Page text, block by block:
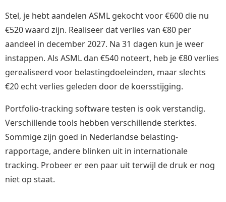
Stel, je hebt aandelen ASML gekocht voor €600 die nu
€520 waard zijn. Realiseer dat verlies van €80 per
aandeel in december 2027. Na 31 dagen kun je weer
instappen. Als ASML dan €540 noteert, heb je €80 verlies
gerealiseerd voor belastingdoeleinden, maar slechts
€20 echt verlies geleden door de koersstijging.
Portfolio-tracking software testen is ook verstandig.
Verschillende tools hebben verschillende sterktes.
Sommige zijn goed in Nederlandse belasting-
rapportage, andere blinken uit in internationale
tracking. Probeer er een paar uit terwijl de druk er nog
niet op staat.